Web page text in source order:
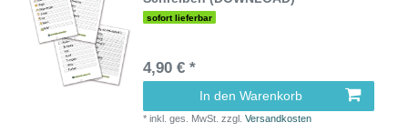
sofort lieferbar
4,90 € *
In den Warenkorb
*inkl. ges. MwSt. zzgl.Versandkosten